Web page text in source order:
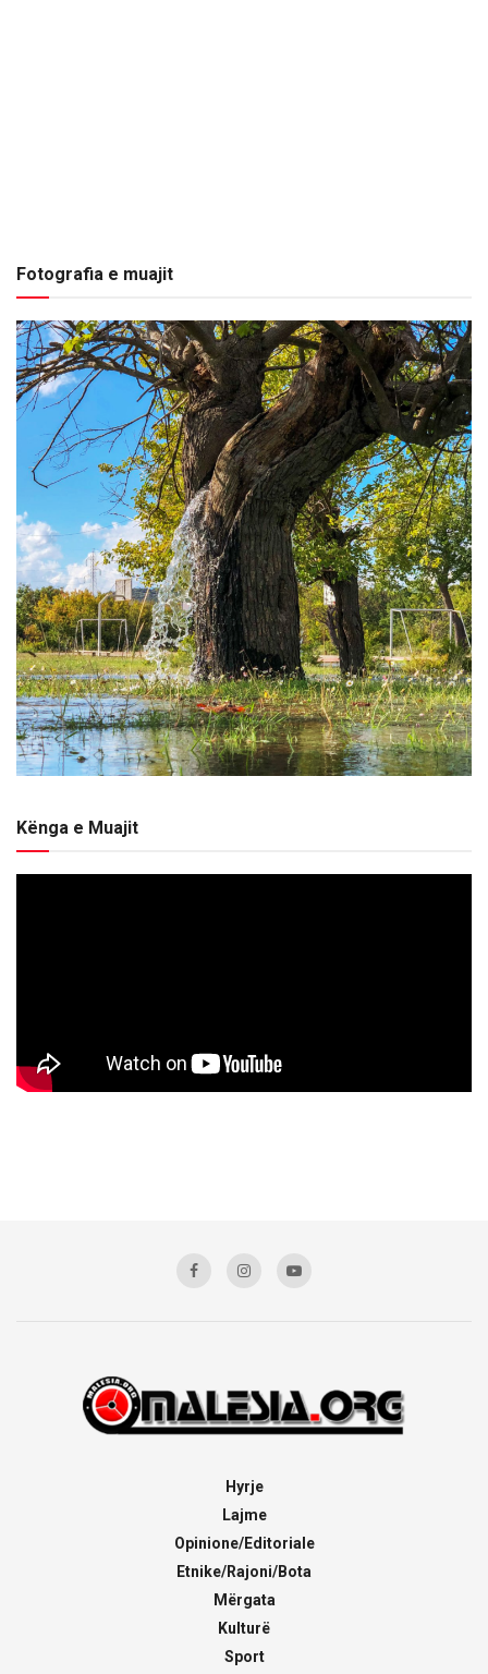
Fotografia e muajit
Kënga e Muajit
Hyrje
Lajme
Opinione/Editoriale
Etnike/Rajoni/Bota
Mërgata
Kulturë
Sport